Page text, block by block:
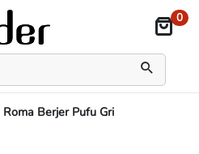
0
Roma Berjer Pufu Gri